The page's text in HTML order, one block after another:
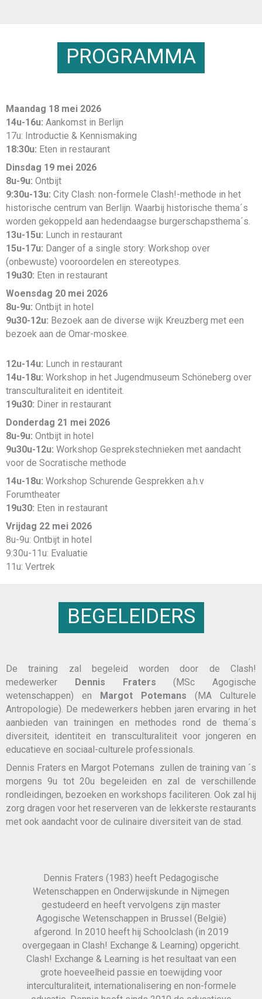
PROGRAMMA
Maandag 18 mei 2026
14u-16u: Aankomst in Berlijn
17u: Introductie & Kennismaking
18:30u: Eten in restaurant
Dinsdag 19 mei 2026
8u-9u: Ontbijt
9:30u-13u: City Clash: non-formele Clash!-methode in het
historische centrum van Berlijn. Waarbij historische thema´s
worden gekoppeld aan hedendaagse burgerschapsthema´s.
13u-15u: Lunch in restaurant
15u-17u: Danger of a single story: Workshop over
(onbewuste) vooroordelen en stereotypes.
19u30: Eten in restaurant
Woensdag 20 mei 2026
8u-9u: Ontbijt in hotel
9u30-12u: Bezoek aan de diverse wijk Kreuzberg met een
bezoek aan de Omar-moskee.
12u-14u: Lunch in restaurant
14u-18u: Workshop in het Jugendmuseum Schöneberg over
transculturaliteit en identiteit.
19u30: Diner in restaurant
Donderdag 21 mei 2026
8u-9u: Ontbijt in hotel
9u30u-12u: Workshop Gesprekstechnieken met aandacht
voor de Socratische methode
14u-18u: Workshop Schurende Gesprekken a.h.v
Forumtheater
19u30: Eten in restaurant
Vrijdag 22 mei 2026
8u-9u: Ontbijt in hotel
9:30u-11u: Evaluatie
11u: Vertrek
BEGELEIDERS
De training zal begeleid worden door de Clash!
medewerker
Dennis Fraters(MSc Agogische
wetenschappen) en
Margot Potemans (MA Culturele
Antropologie). De medewerkers hebben jaren ervaring in het
aanbieden van trainingen en methodes rond de thema´s
diversiteit, identiteit en transculturaliteit voor jongeren en
educatieve en sociaal-culturele professionals.
Dennis Fraters en Margot Potemans zullen de training van ´s
morgens 9u tot 20u begeleiden en zal de verschillende
rondleidingen, bezoeken en workshops faciliteren. Ook zal hij
zorg dragen voor het reserveren van de lekkerste restaurants
met ook aandacht voor de culinaire diversiteit van de stad.
Dennis Fraters (1983) heeft Pedagogische
Wetenschappen en Onderwijskunde in Nijmegen
gestudeerd en heeft vervolgens zijn master
Agogische Wetenschappen in Brussel (België)
afgerond. In 2010 heeft hij Schoolclash (in 2019
overgegaan in Clash! Exchange & Learning) opgericht.
Clash! Exchange & Learning is het resultaat van een
grote hoeveelheid passie en toewijding voor
interculturaliteit, internationalisering en non-formele